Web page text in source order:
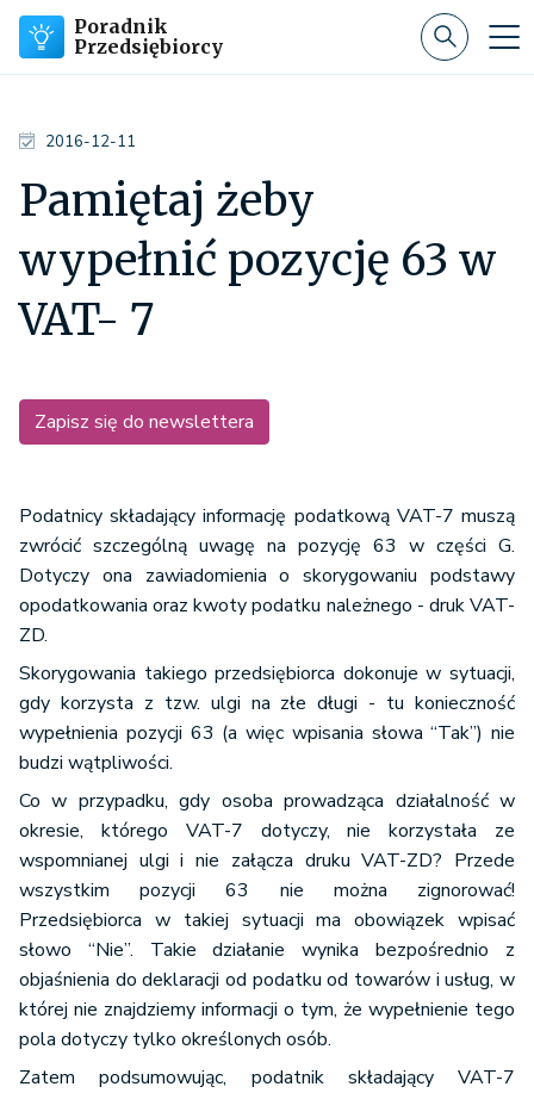
Poradnik
Przedsiębiorcy
2016-12-11
Pamiętaj żeby
wypełnić pozycję 63 w
VAT- 7
Zapisz się do newslettera
Podatnicy składający informację podatkową VAT-7 muszą
zwrócić szczególną uwagę na pozycję 63 w części G.
Dotyczy ona zawiadomienia o skorygowaniu podstawy
opodatkowania oraz kwoty podatku należnego - druk VAT-
ZD.
Skorygowania takiego przedsiębiorca dokonuje w sytuacji,
gdy korzysta z tzw. ulgi na złe długi - tu konieczność
wypełnienia pozycji 63 (a więc wpisania słowa “Tak”) nie
budzi wątpliwości.
Co w przypadku, gdy osoba prowadząca działalność w
okresie, którego VAT-7 dotyczy, nie korzystała ze
wspomnianej ulgi i nie załącza druku VAT-ZD? Przede
wszystkim pozycji 63 nie można zignorować!
Przedsiębiorca w takiej sytuacji ma obowiązek wpisać
słowo “Nie”. Takie działanie wynika bezpośrednio z
objaśnienia do deklaracji od podatku od towarów i usług, w
której nie znajdziemy informacji o tym, że wypełnienie tego
pola dotyczy tylko określonych osób.
Zatem podsumowując, podatnik składający VAT-7